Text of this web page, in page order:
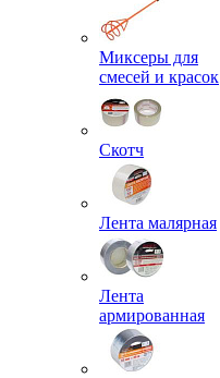
Миксеры для
смесей и красок
Скотч
Лента малярная
Лента
армированная